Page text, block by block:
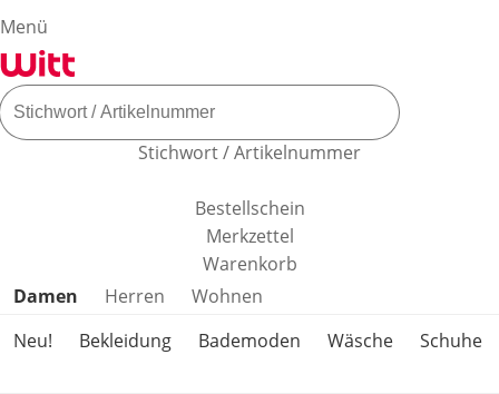
Menü
Stichwort / Artikelnummer
Bestellschein
Merkzettel
Warenkorb
Produktkategorien überspringen
Damen Herren
Wohnen
Neu!
Bekleidung Bademoden Wäsche Schuhe